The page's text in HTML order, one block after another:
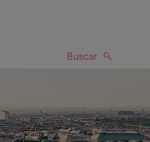
Buscar